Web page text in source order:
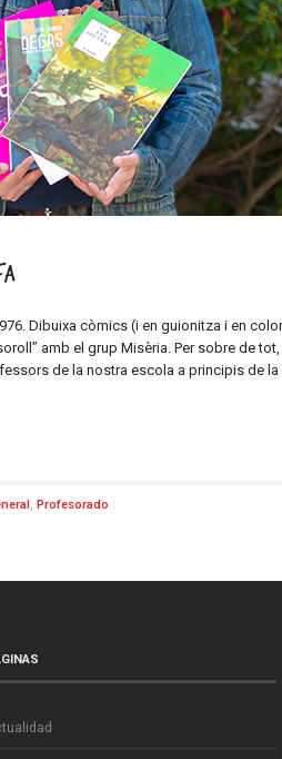
Dibuixa còmics (i en guionitza i en
amb el grup Misèria. Per sobre de
de la nostra escola a principis de
, Profesorado